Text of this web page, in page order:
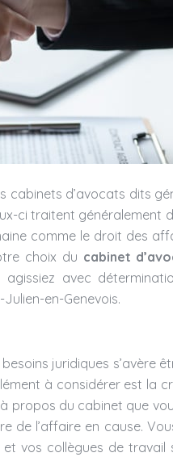
cabinets d’avocats dits
ci traitent généralement
comme le droit des
choix du cabinet
avec
en-Genevois.
juridiques s’avère
à considérer est la
du cabinet que
l’affaire en cause.
vos collègues de